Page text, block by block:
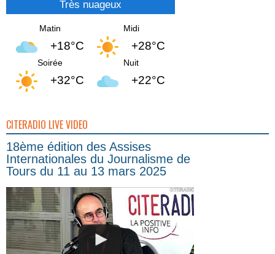
Très nuageux
Matin
+18°C
Midi
+28°C
Soirée
+32°C
Nuit
+22°C
CITERADIO LIVE VIDEO
18ème édition des Assises
Internationales du Journalisme de
Tours du 11 au 13 mars 2025